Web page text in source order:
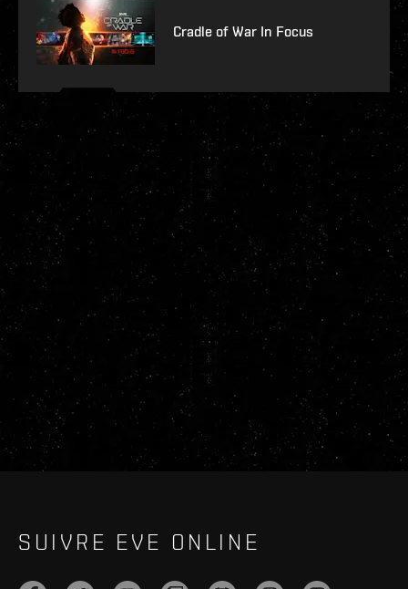
Cradle of War In Focus
SUIVRE EVE ONLINE